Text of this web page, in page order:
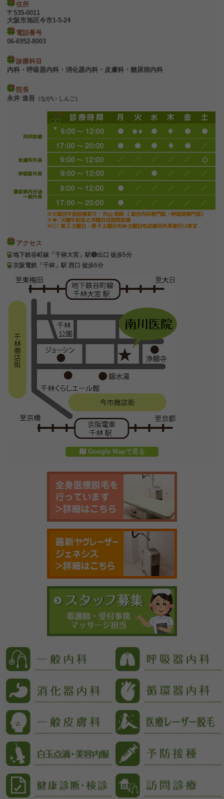
住所
〒535-0011
大阪市旭区今市1-5-24
電話番号
06-6952-8003
診療科目
内科・呼吸器内科・消化器内科・皮膚科・糖尿病内科
院長
永井 進吾（ながい しんご）
アクセス
地下鉄谷町線「千林大宮」駅❶出口 徒歩5分
京阪電鉄「千林」駅 西口 徒歩5分
Google Mapで見る